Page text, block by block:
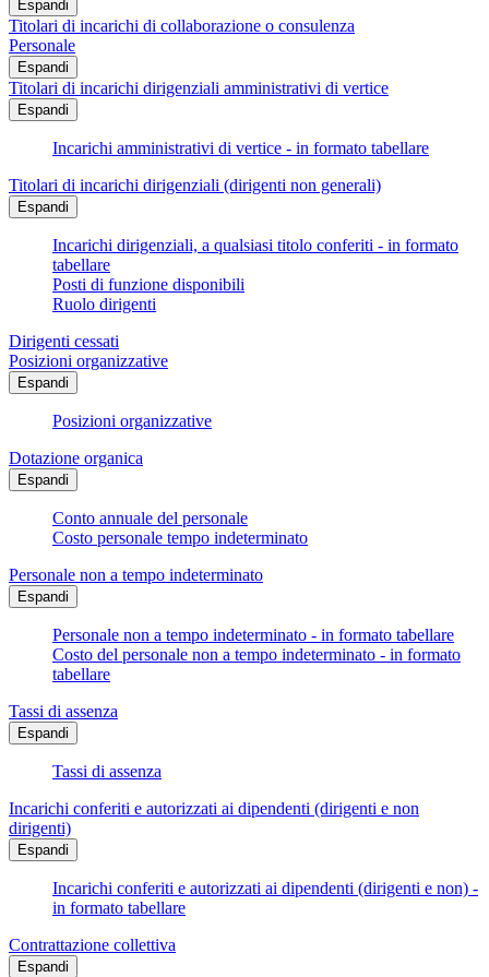
Espandi
Titolari di incarichi di collaborazione o consulenza
Personale
Espandi
Titolari di incarichi dirigenziali amministrativi di vertice
Espandi
Incarichi amministrativi di vertice - in formato tabellare
Titolari di incarichi dirigenziali (dirigenti non generali)
Espandi
Incarichi dirigenziali, a qualsiasi titolo conferiti - in formato
tabellare
Posti di funzione disponibili
Ruolo dirigenti
Dirigenti cessati
Posizioni organizzative
Espandi
Posizioni organizzative
Dotazione organica
Espandi
Conto annuale del personale
Costo personale tempo indeterminato
Personale non a tempo indeterminato
Espandi
Personale non a tempo indeterminato - in formato tabellare
Costo del personale non a tempo indeterminato - in formato
tabellare
Tassi di assenza
Espandi
Tassi di assenza
Incarichi conferiti e autorizzati ai dipendenti (dirigenti e non
dirigenti)
Espandi
Incarichi conferiti e autorizzati ai dipendenti (dirigenti e non) -
in formato tabellare
Contrattazione collettiva
Espandi